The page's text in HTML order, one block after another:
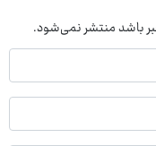
خبر باشد منتشر نمی‌شود.